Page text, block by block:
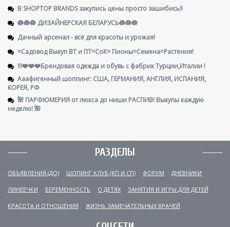
В SHOPTOP BRANDS закупись цены просто зашибись!!
🪷🪷🪷 ДИЗАЙНЕРСКАЯ БЕЛАРУСЬ🪷🪷🪷
Дачный арсенал - всё для красоты и урожая!
=Садовод Выкуп ВТ и ПТ=СоК= Пионы=Семена=Растения!
!!!❤️❤️❤️Брендовая одежда и обувь с фабрик Турции,Италии !
Ааафигенный шоппинг: США, ГЕРМАНИЯ, АНГЛИЯ, ИСПАНИЯ,
КОРЕЯ, РФ
🌺 ПАРФЮМЕРИЯ от люкса до ниши РАСПИВ! Выкупы каждую
неделю! 🌺
РАЗДЕЛЫ
ОБЪЯВЛЕНИЯ (ДО) ШОПИНГ КЛУБ (КП И СП) ФОРУМ ДНЕВНИКИ
ЛИНЕЕЧКИ БЕРЕМЕННОСТЬ О ДЕТЯХ ЗАНЯТИЯ И ИГРЫ ДЛЯ ДЕТЕЙ
КРАСОТА И ОТНОШЕНИЯ ЖИЗНЬ ЗАМЕЧАТЕЛЬНЫХ ВРАЧЕЙ